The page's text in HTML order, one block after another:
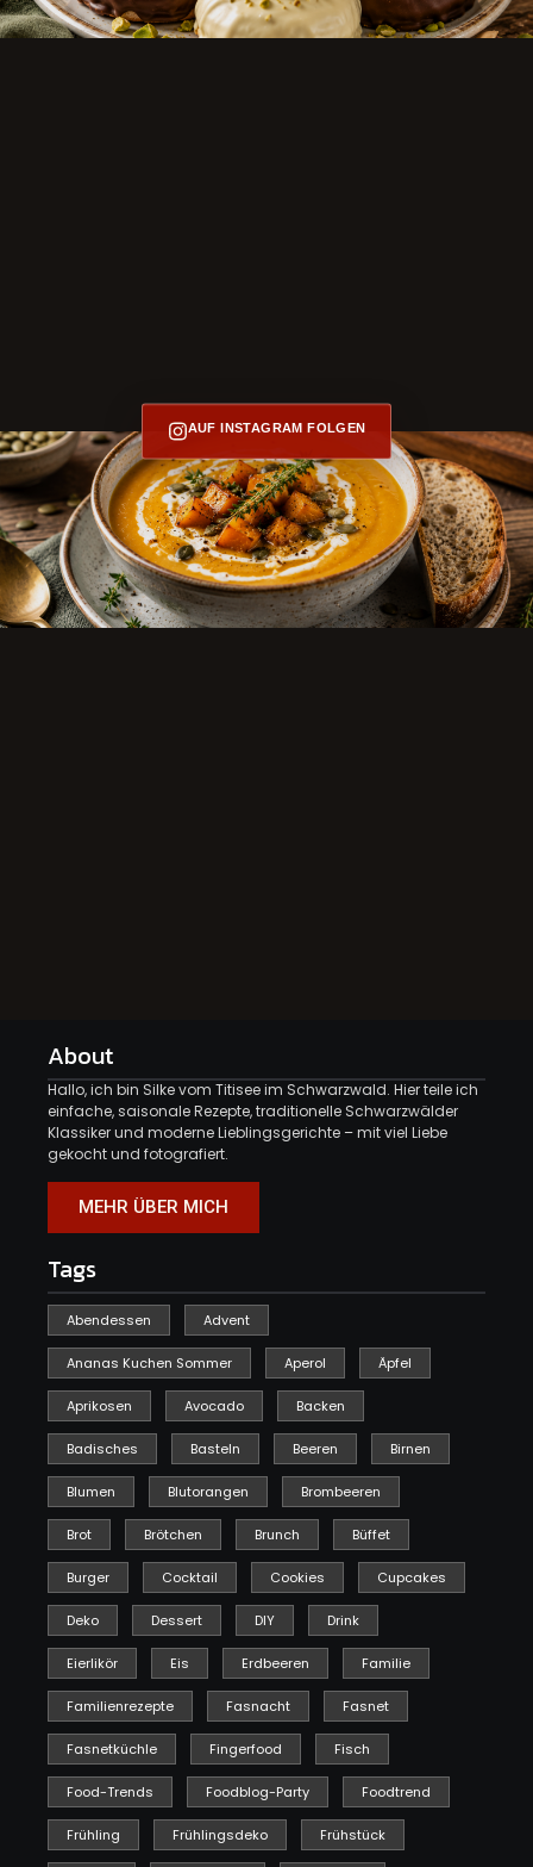
AUF INSTAGRAM FOLGEN
About
Hallo, ich bin Silke vom Titisee im Schwarzwald. Hier teile ich
einfache, saisonale Rezepte, traditionelle Schwarzwälder
Klassiker und moderne Lieblingsgerichte – mit viel Liebe
gekocht und fotografiert.
MEHR ÜBER MICH
Tags
Abendessen Advent
Ananas Kuchen Sommer Aperol Äpfel
Aprikosen Avocado Backen
Badisches Basteln Beeren Birnen
Blumen Blutorangen Brombeeren
Brot Brötchen Brunch Büffet
Burger Cocktail Cookies Cupcakes
Deko Dessert DIY Drink
Eierlikör Eis Erdbeeren Familie
Familienrezepte Fasnacht Fasnet
Fasnetküchle Fingerfood Fisch
Food-Trends Foodblog-Party Foodtrend
Frühling Frühlingsdeko Frühstück